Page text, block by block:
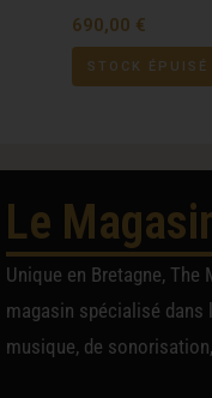
690,00 €
STOCK ÉPUISÉ
Le
Unique en Bretagne,
magasin spécialisé dans
musique, de